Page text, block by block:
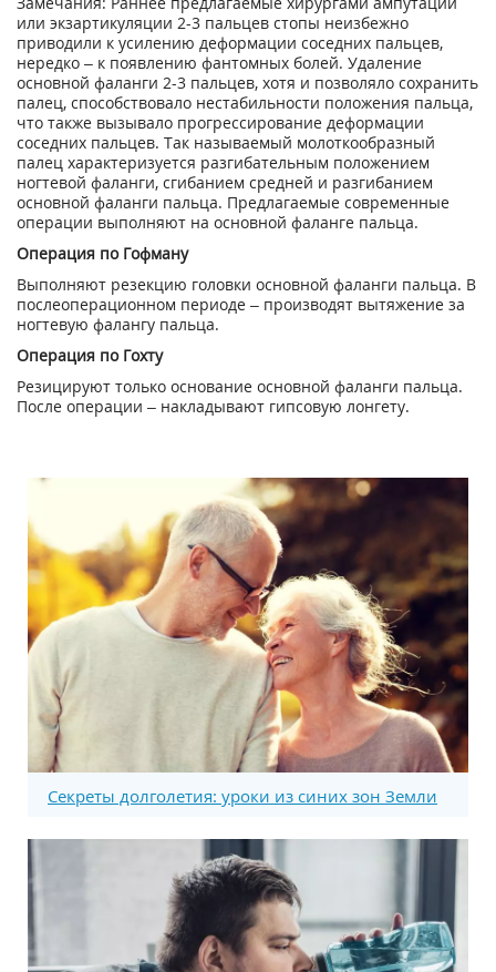
или экзартикуляции 2-3 пальцев стопы неизбежно
приводили к усилению деформации соседних пальцев,
нередко – к появлению фантомных болей. Удаление
основной фаланги 2-3 пальцев, хотя и позволяло сохранить
палец, способствовало нестабильности положения пальца,
что также вызывало прогрессирование деформации
соседних пальцев. Так называемый молоткообразный
палец характеризуется разгибательным положением
ногтевой фаланги, сгибанием средней и разгибанием
основной фаланги пальца. Предлагаемые современные
операции выполняют на основной фаланге пальца.
Операция по Гофману
Выполняют резекцию головки основной фаланги пальца. В
послеоперационном периоде – производят вытяжение за
ногтевую фалангу пальца.
Операция по Гохту
Резицируют только основание основной фаланги пальца.
После операции – накладывают гипсовую лонгету.
Секреты долголетия: уроки из синих зон Земли